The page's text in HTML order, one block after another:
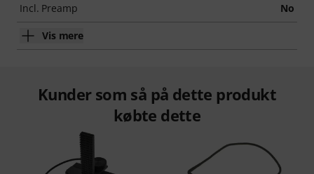
Incl. Preamp No
Vis mere
Kunder som så på dette produkt
købte dette